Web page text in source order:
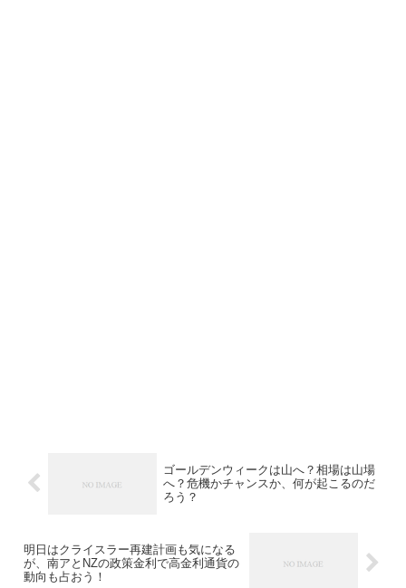
ゴールデンウィークは山へ？相場は山場
へ？危機かチャンスか、何が起こるのだ
ろう？
明日はクライスラー再建計画も気になる
が、南アとNZの政策金利で高金利通貨の
動向も占おう！